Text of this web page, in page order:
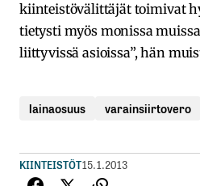
kiinteistövälittäjät toimivat
tietysti myös monissa
liittyvissä asioissa”, hän
lainaosuus varainsiirtovero
KIINTEISTÖT15.1.2013